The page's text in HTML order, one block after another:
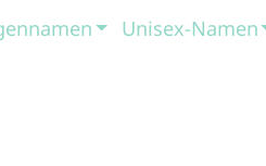
Unisex-Namen